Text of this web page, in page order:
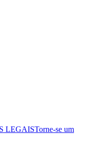
LEGAISTorne-se um